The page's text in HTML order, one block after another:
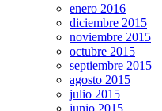
enero 2016
diciembre 2015
noviembre 2015
octubre 2015
septiembre 2015
agosto 2015
julio 2015
junio 2015